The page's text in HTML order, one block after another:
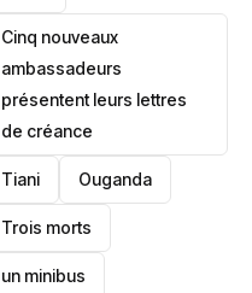
Cinq nouveaux
ambassadeurs
présentent leurs lettres
de créance
Tiani ‎Ouganda
Trois morts
un minibus